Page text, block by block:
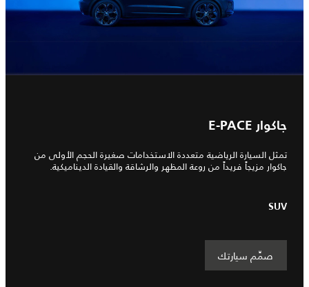
جاكوار E-PACE
تمثل السيارة الرياضية متعددة الاستخدامات صغيرة الحجم الأولى من
جاكوار مزيجاً فريداً من روعة المظهر والرشاقة والقيادة الديناميكية.
SUV
صمِّم سيارتك